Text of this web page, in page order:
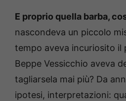
E proprio quella barba,
nascondeva un piccolo
tempo aveva incuriosito il
Beppe Vessicchio aveva
tagliarsela mai più? Da
ipotesi, interpretazioni: